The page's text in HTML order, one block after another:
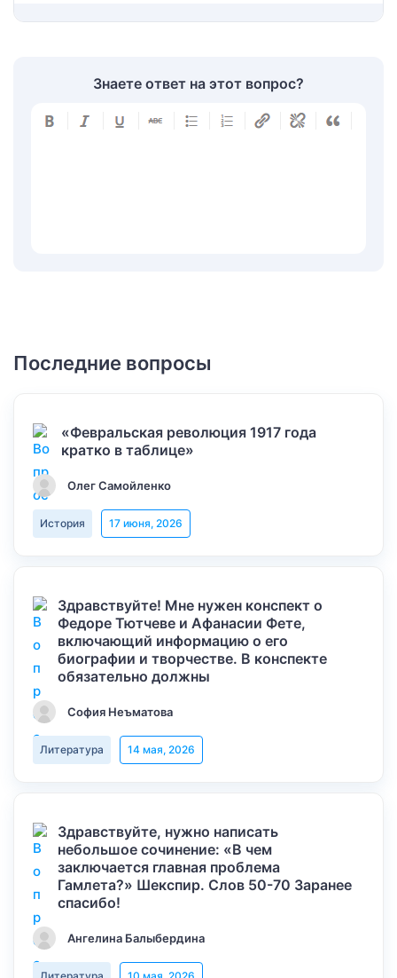
Знаете ответ на этот вопрос?
Последние вопросы
«Февральская революция 1917 года
кратко в таблице»
Олег Самойленко
История 17 июня, 2026
Здравствуйте! Мне нужен конспект о
Федоре Тютчеве и Афанасии Фете,
включающий информацию о его
биографии и творчестве. В конспекте
обязательно должны
София Неъматова
Литература 14 мая, 2026
Здравствуйте, нужно написать
небольшое сочинение: «В чем
заключается главная проблема
Гамлета?» Шекспир. Слов 50-70 Заранее
спасибо!
Ангелина Балыбердина